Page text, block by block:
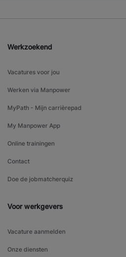
Werkzoekend
Vacatures voor jou
Werken via Manpower
MyPath - Mijn carrièrepad
My Manpower App
Online trainingen
Contact
Doe de jobmatcherquiz
Voor werkgevers
Vacature aanmelden
Onze diensten